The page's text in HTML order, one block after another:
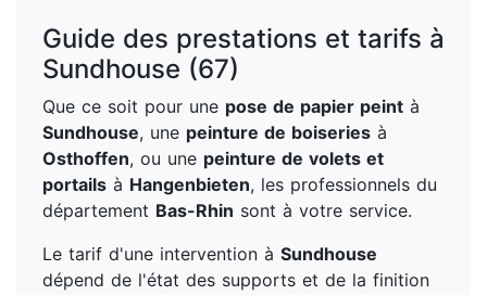
Guide des prestations et tarifs à
Sundhouse (67)
Que ce soit pour une pose de papier peint à
Sundhouse, une peinture de boiseries à
Osthoffen, ou une peinture de volets et
portails à Hangenbieten, les professionnels du
département Bas-Rhin sont à votre service.
Le tarif d'une intervention à Sundhouse
dépend de l'état des supports et de la finition